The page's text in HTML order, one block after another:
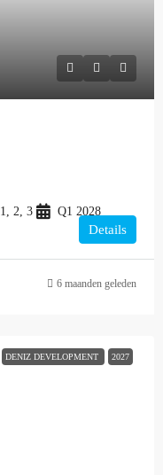
1, 2, 3 Q1 2028
Details
6 maanden geleden
DENIZ DEVELOPMENT 2027